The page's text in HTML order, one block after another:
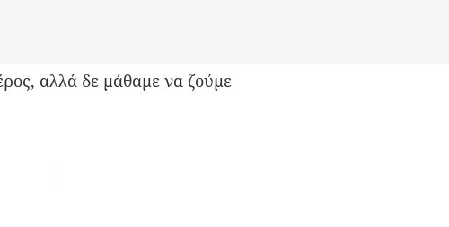
αλλά δε μάθαμε να ζούμε